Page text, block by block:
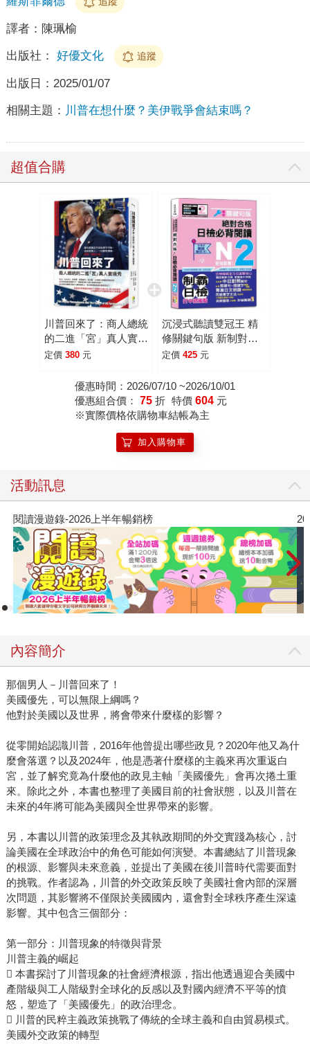
譯者： 陳珮榆
出版社： 好優文化 追蹤
出版日： 2025/01/07
相關主題： 川普在想什麼？美伊戰爭會結束嗎？
超值合購
川普回來了：商人總統
的二進「宮」真人實境
秀
定價 380 元
沉浸式聽讀雙冠王 精
修關鍵句版 新制對應
絕對合格！日檢必背閱
音檔)
定價 425 元
優惠時間：2026/07/10 ~2026/10/01
優惠組合價： 75 折 特價 604 元
※實際價格依購物車結帳為主
加入購物車
活動訊息
2026年8月金石堂強力推薦
內容簡介
那個男人－川普回來了！
美國優先，可以無限上綱嗎？
他對於美國以及世界，將會帶來什麼樣的影響？
從零開始認識川普，2016年他曾提出哪些政見？2020年他又為什
麼會落選？以及2024年，他是憑著什麼樣的主義來再次重返白
宮，並了解究竟為什麼他的政見主軸「美國優先」會再次捲土重
來。除此之外，本書也整理了美國目前的社會狀態，以及川普在
未來的4年將可能為美國與全世界帶來的影響。
另，本書以川普的政策理念及其執政期間的外交實踐為核心，討
論美國在全球政治中的角色可能如何演變。本書總結了川普現象
的根源、影響與未來意義，並提出了美國在後川普時代需要面對
的挑戰。作者認為，川普的外交政策反映了美國社會內部的深層
次問題，其影響將不僅限於美國國內，還會對全球秩序產生深遠
影響。其中包含三個部分：
第一部分：川普現象的特徵與背景
川普主義的崛起
 本書探討了川普現象的社會經濟根源，指出他透過迎合美國中
產階級與工人階級對全球化的反感以及對國內經濟不平等的憤
怒，塑造了「美國優先」的政治理念。
 川普的民粹主義政策挑戰了傳統的全球主義和自由貿易模式。
美國外交政策的轉型